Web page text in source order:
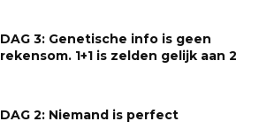
DAG 3: Genetische info is geen
rekensom. 1+1 is zelden gelijk aan 2
DAG 2: Niemand is perfect